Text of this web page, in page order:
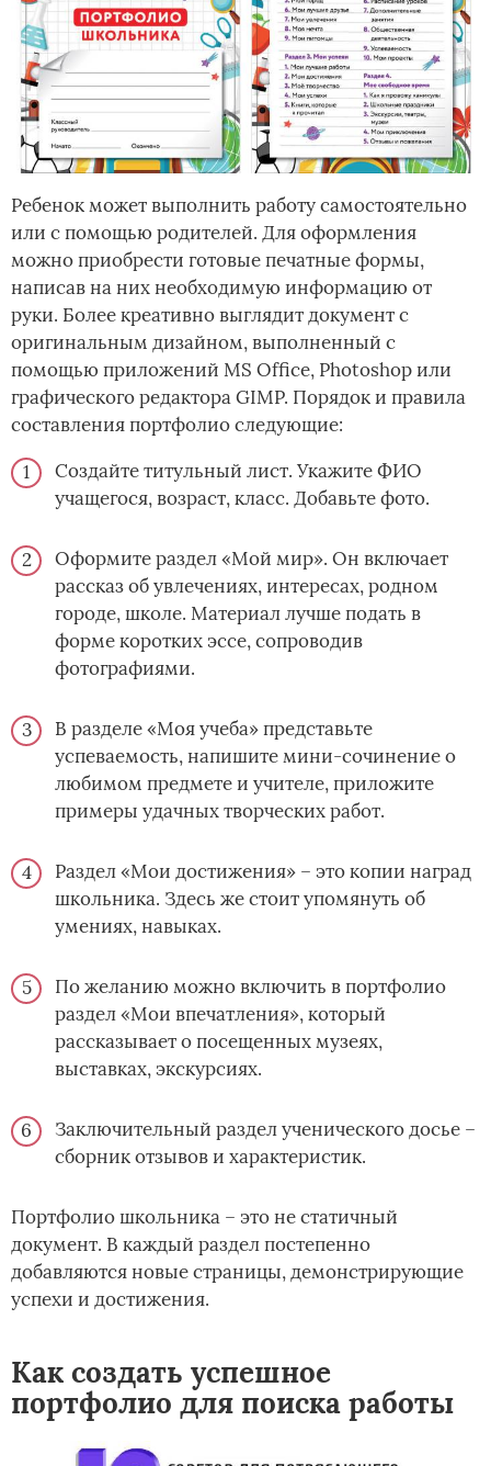
Ребенок может выполнить работу самостоятельно
или с помощью родителей. Для оформления
можно приобрести готовые печатные формы,
написав на них необходимую информацию от
руки. Более креативно выглядит документ с
оригинальным дизайном, выполненный с
помощью приложений MS Office, Photoshop или
графического редактора GIMP. Порядок и правила
составления портфолио следующие:
Создайте титульный лист. Укажите ФИО
учащегося, возраст, класс. Добавьте фото.
Оформите раздел «Мой мир». Он включает
рассказ об увлечениях, интересах, родном
городе, школе. Материал лучше подать в
форме коротких эссе, сопроводив
фотографиями.
В разделе «Моя учеба» представьте
успеваемость, напишите мини-сочинение о
любимом предмете и учителе, приложите
примеры удачных творческих работ.
Раздел «Мои достижения» – это копии наград
школьника. Здесь же стоит упомянуть об
умениях, навыках.
По желанию можно включить в портфолио
раздел «Мои впечатления», который
рассказывает о посещенных музеях,
выставках, экскурсиях.
Заключительный раздел ученического досье –
сборник отзывов и характеристик.
Портфолио школьника – это не статичный
документ. В каждый раздел постепенно
добавляются новые страницы, демонстрирующие
успехи и достижения.
Как создать успешное
портфолио для поиска работы